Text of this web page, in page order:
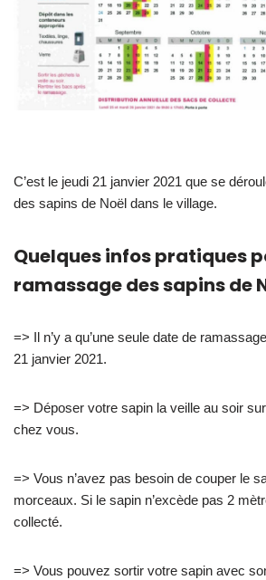
C’est le jeudi 21 janvier 2021 que se
des sapins de Noël dans le village.
Quelques infos pratiques
ramassage des sapins de
=> Il n’y a qu’une seule date de
21 janvier 2021.
=> Déposer votre sapin la veille au soir
chez vous.
=> Vous n’avez pas besoin de couper le
morceaux. Si le sapin n’excède pas 2
collecté.
=> Vous pouvez sortir votre sapin avec